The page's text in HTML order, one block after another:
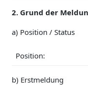
2. Grund der
a) Position / Status
Position:
b) Erstmeldung